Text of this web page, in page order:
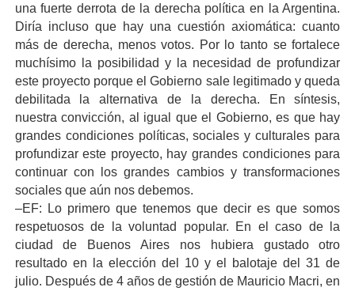
una fuerte derrota de la derecha política en la Argentina.
Diría incluso que hay una cuestión axiomática: cuanto
más de derecha, menos votos. Por lo tanto se fortalece
muchísimo la posibilidad y la necesidad de profundizar
este proyecto porque el Gobierno sale legitimado y queda
debilitada la alternativa de la derecha. En síntesis,
nuestra convicción, al igual que el Gobierno, es que hay
grandes condiciones políticas, sociales y culturales para
profundizar este proyecto, hay grandes condiciones para
continuar con los grandes cambios y transformaciones
sociales que aún nos debemos.
–EF: Lo primero que tenemos que decir es que somos
respetuosos de la voluntad popular. En el caso de la
ciudad de Buenos Aires nos hubiera gustado otro
resultado en la elección del 10 y el balotaje del 31 de
julio. Después de 4 años de gestión de Mauricio Macri, en